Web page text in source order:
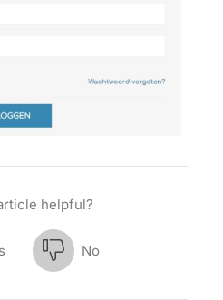
helpful?
No